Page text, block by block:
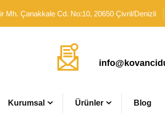
Mh. Çanakkale Cd. No:10, 20650 Çivril/Denizli
Kurumsal Ürünler Blog